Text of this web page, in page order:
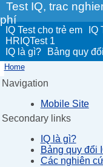
Test IQ, trac
phí
IQ Test cho trẻ em IQ
HRIQTest 1
IQ là gì?
Bảng quy
Home
Navigation
Mobile Site
Secondary links
IQ là gì?
Bảng quy đổi
Các nghiên